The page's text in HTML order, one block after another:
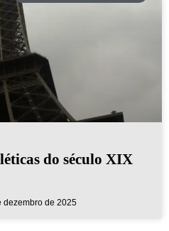
do século XIX
dezembro de 2025